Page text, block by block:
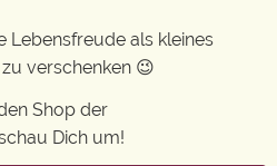
Lebensfreude als kleines
verschenken 😉
Shop der
Dich um!